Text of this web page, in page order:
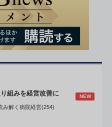
組みを経営改善に NEW
み解く病院経営(254)